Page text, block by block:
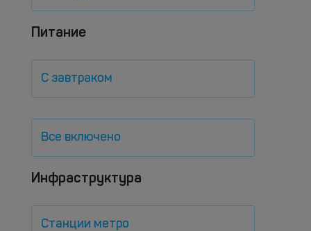
Питание
С завтраком
Все включено
Инфраструктура
Станции метро